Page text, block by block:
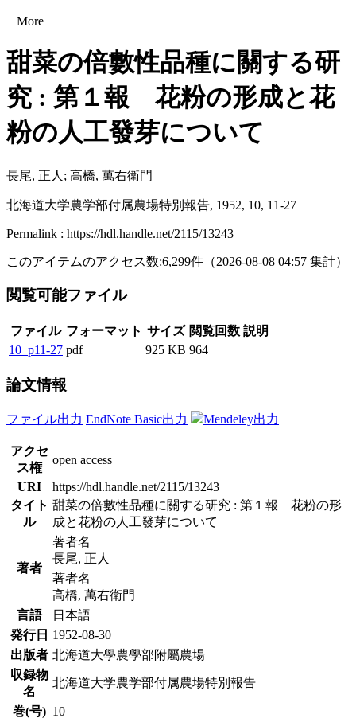
+ More
甜菜の倍數性品種に關する研
究 : 第１報 花粉の形成と花
粉の人工發芽について
長尾, 正人; 高橋, 萬右衛門
北海道大学農学部付属農場特別報告, 1952, 10, 11-27
Permalink : https://hdl.handle.net/2115/13243
このアイテムのアクセス数:6,299件 （2026-08-08 04:57 集計）
閲覧可能ファイル
ファイル フォーマット サイズ 閲覧回数 説明
10_p11-27 pdf 925 KB 964
論文情報
ファイル出力 EndNote Basic出力 Mendeley出力
アクセ
ス権
open access
URI
https://hdl.handle.net/2115/13243
タイト
ル
甜菜の倍數性品種に關する研究 : 第１報 花粉の形
成と花粉の人工發芽について
著者
著者名
長尾, 正人
著者名
高橋, 萬右衛門
言語
日本語
発行日 1952-08-30
出版者 北海道大學農學部附屬農場
収録物
名
北海道大学農学部付属農場特別報告
巻(号) 10